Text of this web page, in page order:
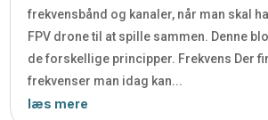
frekvensbånd og kanaler, når man skal
FPV drone til at spille sammen. Denne
de forskellige principper. Frekvens Der
frekvenser man idag kan...
læs mere